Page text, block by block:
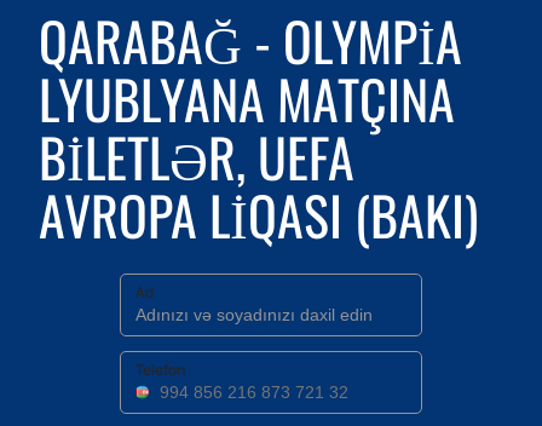
QARABAĞ - OLYMPIA
LYUBLYANA MATÇINA
BILETLƏR, UEFA
AVROPA LIQASI (BAKI)
Ad
Telefon